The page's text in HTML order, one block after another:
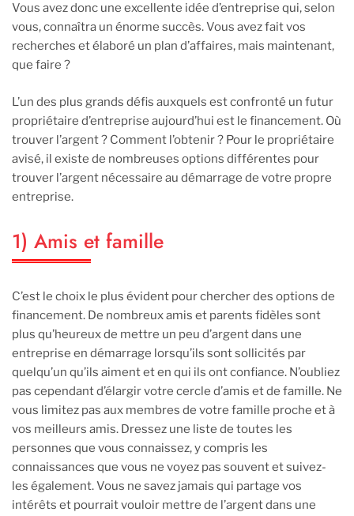
Vous avez donc une excellente idée d’entreprise qui, selon
vous, connaîtra un énorme succès. Vous avez fait vos
recherches et élaboré un plan d’affaires, mais maintenant,
que faire ?
L’un des plus grands défis auxquels est confronté un futur
propriétaire d’entreprise aujourd’hui est le financement. Où
trouver l’argent ? Comment l’obtenir ? Pour le propriétaire
avisé, il existe de nombreuses options différentes pour
trouver l’argent nécessaire au démarrage de votre propre
entreprise.
1) Amis et famille
C’est le choix le plus évident pour chercher des options de
financement. De nombreux amis et parents fidèles sont
plus qu’heureux de mettre un peu d’argent dans une
entreprise en démarrage lorsqu’ils sont sollicités par
quelqu’un qu’ils aiment et en qui ils ont confiance. N’oubliez
pas cependant d’élargir votre cercle d’amis et de famille. Ne
vous limitez pas aux membres de votre famille proche et à
vos meilleurs amis. Dressez une liste de toutes les
personnes que vous connaissez, y compris les
connaissances que vous ne voyez pas souvent et suivez-
les également. Vous ne savez jamais qui partage vos
intérêts et pourrait vouloir mettre de l’argent dans une